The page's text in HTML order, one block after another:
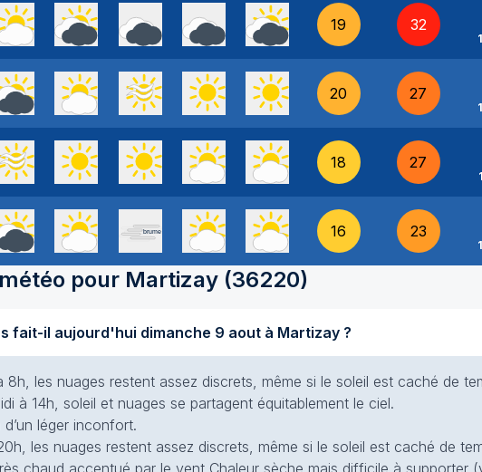
19 32
20 27
18 27
16 23
pour Martizay (36220)
Quel temps fait-il aujourd'hui dimanche 9 aout à Martizay ?
8h, les nuages restent assez discrets, même si le soleil est caché de
à 14h, soleil et nuages se partagent équitablement le ciel.
léger inconfort.
les nuages restent assez discrets, même si le soleil est caché de
chaud accentué par le vent Chaleur sèche mais difficile à supporter